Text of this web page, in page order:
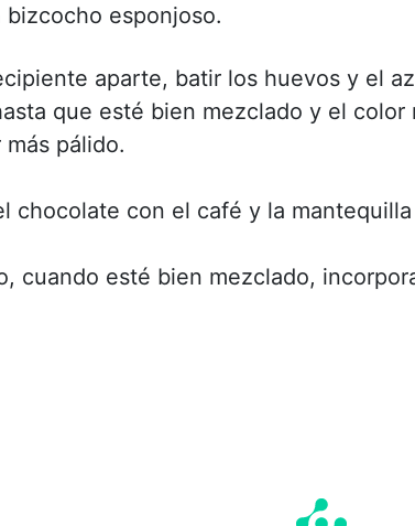
bizcocho esponjoso.
aparte, batir los huevos y el
que esté bien mezclado y el
pálido.
chocolate con el café y la
cuando esté bien mezclado,